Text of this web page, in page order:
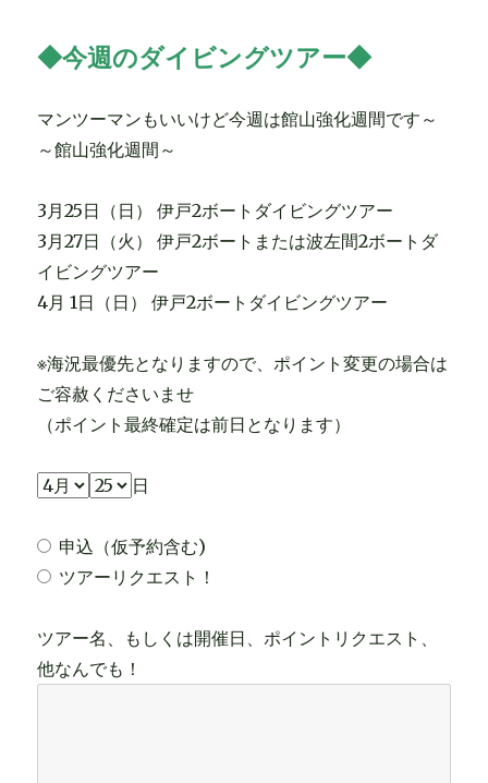
◆今週のダイビングツアー◆
マンツーマンもいいけど今週は館山強化週間です～
～館山強化週間～
3月25日（日） 伊戸2ボートダイビングツアー
3月27日（火） 伊戸2ボートまたは波左間2ボートダ
イビングツアー
4月 1日（日） 伊戸2ボートダイビングツアー
※海況最優先となりますので、ポイント変更の場合は
ご容赦くださいませ
（ポイント最終確定は前日となります）
日
申込（仮予約含む)
ツアーリクエスト！
ツアー名、もしくは開催日、ポイントリクエスト、
他なんでも！